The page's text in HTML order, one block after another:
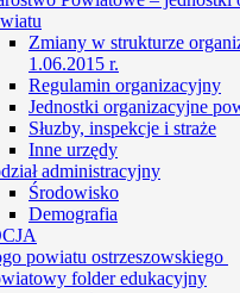
Zmiany w strukturze
1.06.2015 r.
Regulamin organizacyjny
Jednostki organizacyjne
Słuzby, inspekcje i straże
Inne urzędy
administracyjny
Środowisko
Demografia
powiatu ostrzeszowskiego
folder edukacyjny